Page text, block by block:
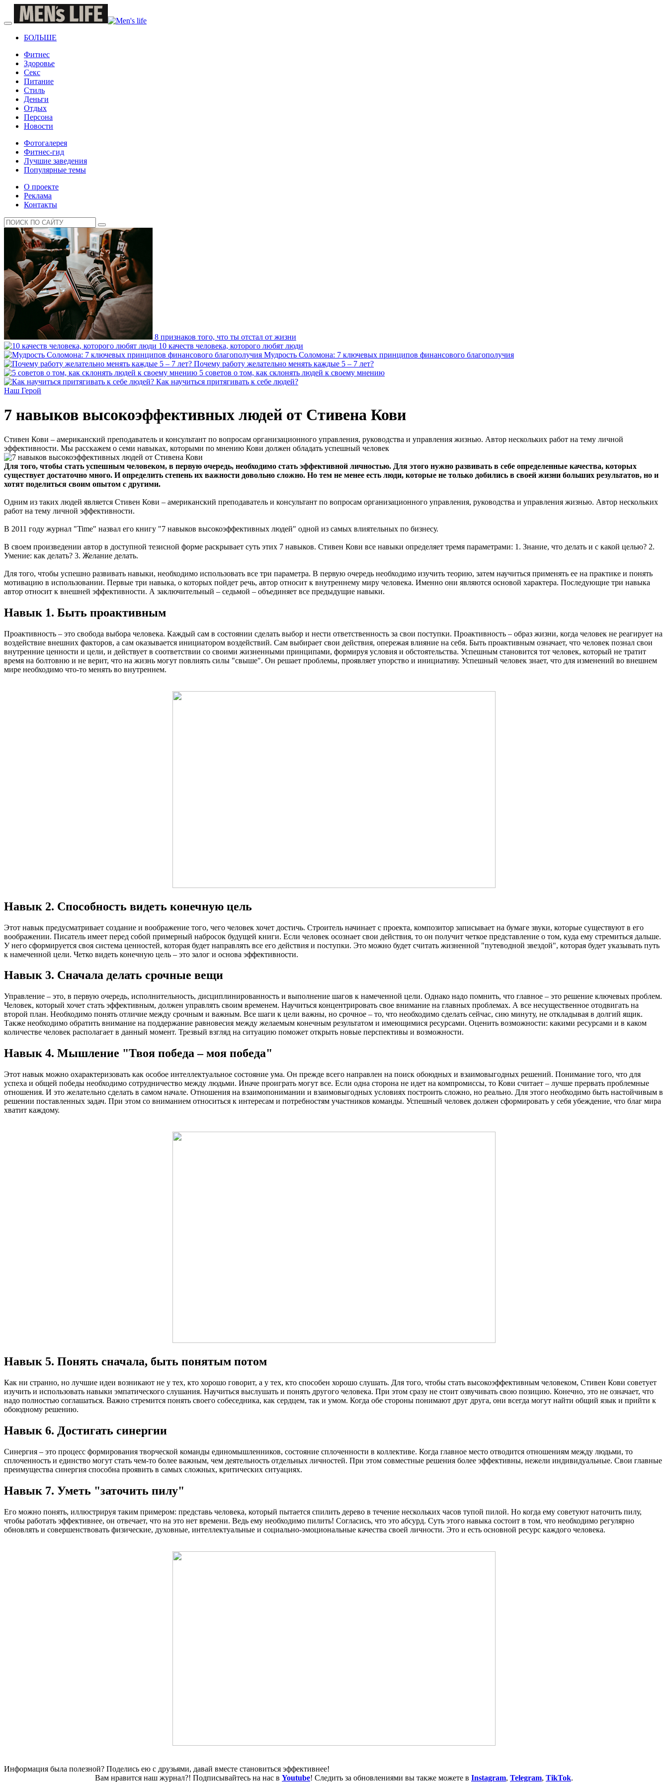
БОЛЬШЕ
Фитнес
Здоровье
Секс
Питание
Стиль
Деньги
Отдых
Персона
Новости
Фотогалерея
Фитнес-гид
Лучшие заведения
Популярные темы
О проекте
Реклама
Контакты
8 признаков того, что ты отстал от жизни
10 качеств человека, которого любят люди
Мудрость Соломона: 7 ключевых принципов финансового благополучия
Почему работу желательно менять каждые 5 – 7 лет?
5 советов о том, как склонять людей к своему мнению
Как научиться притягивать к себе людей?
Наш Герой
7 навыков высокоэффективных людей от Стивена Кови
Стивен Кови – американский преподаватель и консультант по вопросам организационного управления, руководства и управления жизнью. Автор нескольких работ на тему личной
эффективности. Мы расскажем о семи навыках, которыми по мнению Кови должен обладать успешный человек
Для того, чтобы стать успешным человеком, в первую очередь, необходимо стать эффективной личностью. Для этого нужно развивать в себе определенные качества, которых
существует достаточно много. И определить степень их важности довольно сложно. Но тем не менее есть люди, которые не только добились в своей жизни больших результатов, но и
хотят поделиться своим опытом с другими.
Одним из таких людей является Стивен Кови – американский преподаватель и консультант по вопросам организационного управления, руководства и управления жизнью. Автор нескольких
работ на тему личной эффективности.
В 2011 году журнал "Time" назвал его книгу "7 навыков высокоэффективных людей" одной из самых влиятельных по бизнесу.
В своем произведении автор в доступной тезисной форме раскрывает суть этих 7 навыков. Стивен Кови все навыки определяет тремя параметрами: 1. Знание, что делать и с какой целью? 2.
Умение: как делать? 3. Желание делать.
Для того, чтобы успешно развивать навыки, необходимо использовать все три параметра. В первую очередь необходимо изучить теорию, затем научиться применять ее на практике и понять
мотивацию в использовании. Первые три навыка, о которых пойдет речь, автор относит к внутреннему миру человека. Именно они являются основой характера. Последующие три навыка
автор относит к внешней эффективности. А заключительный – седьмой – объединяет все предыдущие навыки.
Навык 1. Быть проактивным
Проактивность – это свобода выбора человека. Каждый сам в состоянии сделать выбор и нести ответственность за свои поступки. Проактивность – образ жизни, когда человек не реагирует на
воздействие внешних факторов, а сам оказывается инициатором воздействий. Сам выбирает свои действия, опережая влияние на себя. Быть проактивным означает, что человек познал свои
внутренние ценности и цели, и действует в соответствии со своими жизненными принципами, формируя условия и обстоятельства. Успешным становится тот человек, который не тратит
время на болтовню и не верит, что на жизнь могут повлиять силы "свыше". Он решает проблемы, проявляет упорство и инициативу. Успешный человек знает, что для изменений во внешнем
мире необходимо что-то менять во внутреннем.
Навык 2. Способность видеть конечную цель
Этот навык предусматривает создание и воображение того, чего человек хочет достичь. Строитель начинает с проекта, композитор записывает на бумаге звуки, которые существуют в его
воображении. Писатель имеет перед собой примерный набросок будущей книги. Если человек осознает свои действия, то он получит четкое представление о том, куда ему стремиться дальше.
У него сформируется своя система ценностей, которая будет направлять все его действия и поступки. Это можно будет считать жизненной "путеводной звездой", которая будет указывать путь
к намеченной цели. Четко видеть конечную цель – это залог и основа эффективности.
Навык 3. Сначала делать срочные вещи
Управление – это, в первую очередь, исполнительность, дисциплинированность и выполнение шагов к намеченной цели. Однако надо помнить, что главное – это решение ключевых проблем.
Человек, который хочет стать эффективным, должен управлять своим временем. Научиться концентрировать свое внимание на главных проблемах. А все несущественное отодвигать на
второй план. Необходимо понять отличие между срочным и важным. Все шаги к цели важны, но срочное – то, что необходимо сделать сейчас, сию минуту, не откладывая в долгий ящик.
Также необходимо обратить внимание на поддержание равновесия между желаемым конечным результатом и имеющимися ресурсами. Оценить возможности: какими ресурсами и в каком
количестве человек располагает в данный момент. Трезвый взгляд на ситуацию поможет открыть новые перспективы и возможности.
Навык 4. Мышление "Твоя победа – моя победа"
Этот навык можно охарактеризовать как особое интеллектуальное состояние ума. Он прежде всего направлен на поиск обоюдных и взаимовыгодных решений. Понимание того, что для
успеха и общей победы необходимо сотрудничество между людьми. Иначе проиграть могут все. Если одна сторона не идет на компромиссы, то Кови считает – лучше прервать проблемные
отношения. И это желательно сделать в самом начале. Отношения на взаимопонимании и взаимовыгодных условиях построить сложно, но реально. Для этого необходимо быть настойчивым в
решении поставленных задач. При этом со вниманием относиться к интересам и потребностям участников команды. Успешный человек должен сформировать у себя убеждение, что благ мира
хватит каждому.
Навык 5. Понять сначала, быть понятым потом
Как ни странно, но лучшие идеи возникают не у тех, кто хорошо говорит, а у тех, кто способен хорошо слушать. Для того, чтобы стать высокоэффективным человеком, Стивен Кови советует
изучить и использовать навыки эмпатического слушания. Научиться выслушать и понять другого человека. При этом сразу не стоит озвучивать свою позицию. Конечно, это не означает, что
надо полностью соглашаться. Важно стремится понять своего собеседника, как сердцем, так и умом. Когда обе стороны понимают друг друга, они всегда могут найти общий язык и прийти к
обоюдному решению.
Навык 6. Достигать синергии
Синергия – это процесс формирования творческой команды единомышленников, состояние сплоченности в коллективе. Когда главное место отводится отношениям между людьми, то
сплоченность и единство могут стать чем-то более важным, чем деятельность отдельных личностей. При этом совместные решения более эффективны, нежели индивидуальные. Свои главные
преимущества синергия способна проявить в самых сложных, критических ситуациях.
Навык 7. Уметь "заточить пилу"
Его можно понять, иллюстрируя таким примером: представь человека, который пытается спилить дерево в течение нескольких часов тупой пилой. Но когда ему советуют наточить пилу,
чтобы работать эффективнее, он отвечает, что на это нет времени. Ведь ему необходимо пилить! Согласись, что это абсурд. Суть этого навыка состоит в том, что необходимо регулярно
обновлять и совершенствовать физические, духовные, интеллектуальные и социально-эмоциональные качества своей личности. Это и есть основной ресурс каждого человека.
Информация была полезной? Поделись ею с друзьями, давай вместе становиться эффективнее!
Вам нравится наш журнал?! Подписывайтесь на нас в Youtube! Следить за обновлениями вы также можете в Instagram, Telegram, TikTok.